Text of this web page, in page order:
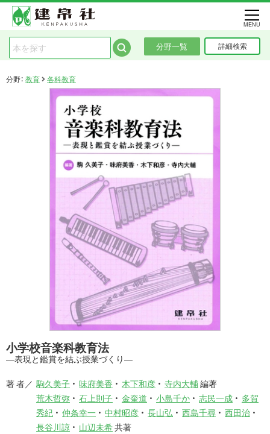
分野一覧 詳細検索
MENU
分野： 教育 各科教育
小学校音楽科教育法
―表現と鑑賞を結ぶ授業づくり―
著 者 駒久美子 味府美香 木下和彦 寺内大輔編著
荒木哲弥
石上則子 金奎道 小島千か 志民一成
多賀
秀紀
仲条幸一 中村昭彦 長山弘 西島千尋
西田治
長谷川諒
山辺未希共著